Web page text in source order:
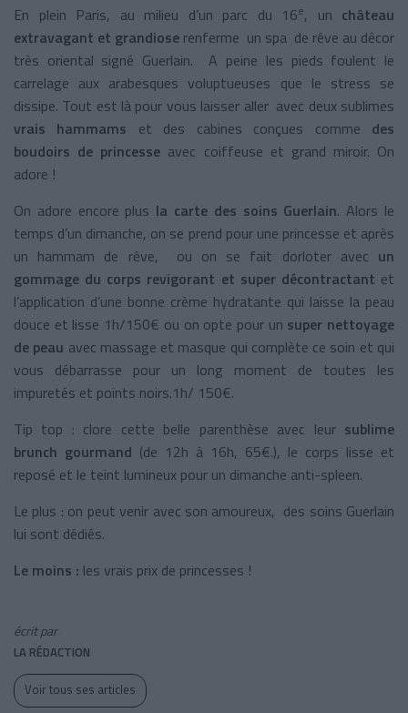
En plein Paris, au milieu d’un parc du 16e, un château
extravagant et grandiose renferme un spa de rêve au décor
très oriental signé Guerlain. A peine les pieds foulent le
carrelage aux arabesques voluptueuses que le stress se
dissipe. Tout est là pour vous laisser aller avec deux sublimes
vrais hammams et des cabines conçues comme des
boudoirs de princesse avec coiffeuse et grand miroir. On
adore !
On adore encore plus la carte des soins Guerlain. Alors le
temps d’un dimanche, on se prend pour une princesse et après
un hammam de rêve, ou on se fait dorloter avec un
gommage du corps revigorant et super décontractant et
l’application d’une bonne crème hydratante qui laisse la peau
douce et lisse 1h/150€ ou on opte pour un super nettoyage
de peau avec massage et masque qui complète ce soin et qui
vous débarrasse pour un long moment de toutes les
impuretés et points noirs.1h/ 150€.
Tip top : clore cette belle parenthèse avec leursublime
brunch gourmand (de 12h à 16h, 65€.), le corps lisse et
reposé et le teint lumineux pour un dimanche anti-spleen.
Le plus : on peut venir avec son amoureux, des soins Guerlain
lui sont dédiés.
Le moins : les vrais prix de princesses !
écrit par
LA RÉDACTION
Voir tous ses articles